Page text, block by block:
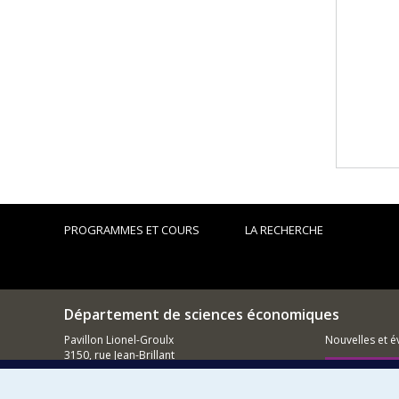
PROGRAMMES ET COURS LA RECHERCHE
Département de sciences économiques
Pavillon Lionel-Groulx
3150, rue Jean-Brillant
Montréal (QC)
Nouvelles et
Comment